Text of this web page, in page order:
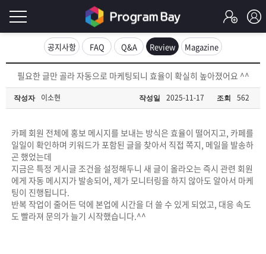
그
인
필
요
합
니
로
인
Q&A
프
로
프
공지사항 FAQ Q&A Review Magazine
필요한 글만 골라 자동으로 마케팅되니 효율이 확실히 높아졌어요 ^^
작성자 이소현 작성일 2025-11-17 조회 562
카페 회원 전체에 홍보 메시지를 보내는 방식은 효율이 떨어지고, 카페를
일일이 확인하며 키워드가 포함된 글을 찾아서 직접 쪽지, 메일을 발송하
곤 했었는데
지금은 특정 게시글 조건을 설정해두니 새 글이 올라오는 즉시 관련 회원
에게 자동 메시지가 발송되어, 제가 모니터링을 하지 않아도 알아서 마케
팅이 진행됩니다.
반복 작업이 줄어든 덕에 본업에 시간을 더 쓸 수 있게 되었고, 대응 속도
도 빨라져 문의가 늘기 시작했습니다.^^